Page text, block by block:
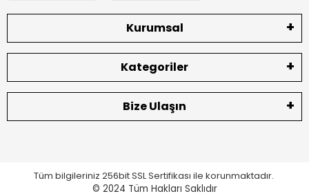
Kurumsal
Kategoriler
Bize Ulaşın
Tüm bilgileriniz 256bit SSL Sertifikası ile korunmaktadır.
© 2024 Tüm Hakları Saklıdır